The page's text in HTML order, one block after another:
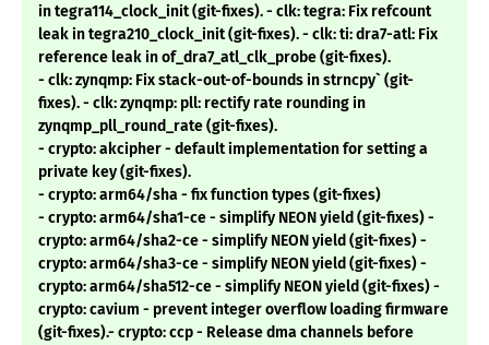
in tegra114_clock_init (git-fixes). - clk: tegra: Fix refcount
leak in tegra210_clock_init (git-fixes). - clk: ti: dra7-atl: Fix
reference leak in of_dra7_atl_clk_probe (git-fixes).
- clk: zynqmp: Fix stack-out-of-bounds in strncpy` (git-
fixes). - clk: zynqmp: pll: rectify rate rounding in
zynqmp_pll_round_rate (git-fixes).
- crypto: akcipher - default implementation for setting a
private key (git-fixes).
- crypto: arm64/sha - fix function types (git-fixes)
- crypto: arm64/sha1-ce - simplify NEON yield (git-fixes) -
crypto: arm64/sha2-ce - simplify NEON yield (git-fixes) -
crypto: arm64/sha3-ce - simplify NEON yield (git-fixes) -
crypto: arm64/sha512-ce - simplify NEON yield (git-fixes) -
crypto: cavium - prevent integer overflow loading firmware
(git-fixes).- crypto: ccp - Release dma channels before